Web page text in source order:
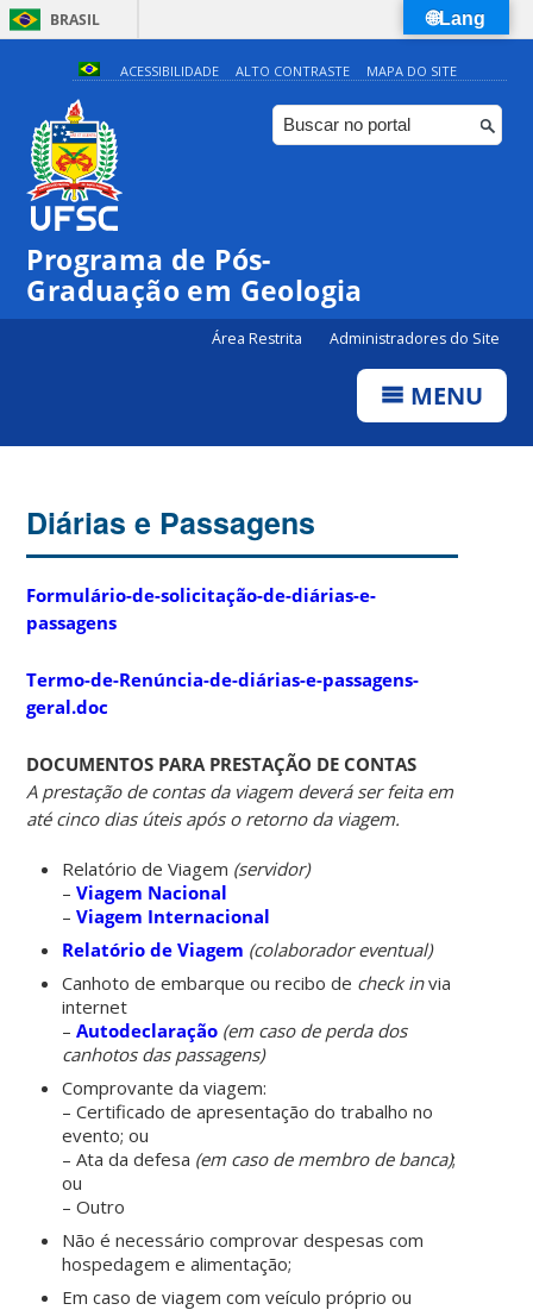
BRASIL
Simplifique!
Comunica BR
Participe
ACESSIBILIDADE ALTO CONTRASTE MAPA DO SITE
Programa de Pós-
Graduação em Geologia
Área Restrita Administradores do Site
MENU
Diárias e Passagens
Formulário-de-solicitação-de-diárias-e-
passagens
Termo-de-Renúncia-de-diárias-e-passagens-
geral.doc
DOCUMENTOS PARA PRESTAÇÃO DE CONTAS
A prestação de contas da viagem deverá ser feita em
até cinco dias úteis após o retorno da viagem.
Relatório de Viagem (servidor)
–Viagem Nacional
–Viagem Internacional
Relatório de Viagem (colaborador eventual)
Canhoto de embarque ou recibo de check invia
internet
–Autodeclaração (em caso de perda dos
canhotos das passagens)
Comprovante da viagem:
– Certificado de apresentação do trabalho no
evento; ou
– Ata da defesa (em caso de membro de banca);
ou
– Outro
Não é necessário comprovar despesas com
hospedagem e alimentação;
Em caso de viagem com veículo próprio ou
🌐Lang